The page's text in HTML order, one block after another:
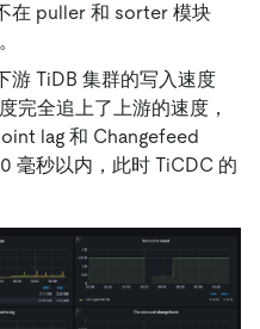
在 puller 和 sorter 模块
游 TiDB 集群的写入速度
完全追上了上游的速度，
lag 和 Changefeed
毫秒以内，此时 TiCDC 的